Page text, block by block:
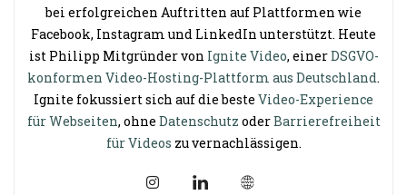
bei erfolgreichen Auftritten auf Plattformen wie
Facebook, Instagram und LinkedIn unterstützt. Heute
ist Philipp Mitgründer von Ignite Video, einerDSGVO-
konformen Video-Hosting-Plattform aus Deutschland.
Ignite fokussiert sich auf die beste Video-Experience
für Webseiten, ohne Datenschutz oderBarrierefreiheit
für Videos zu vernachlässigen.